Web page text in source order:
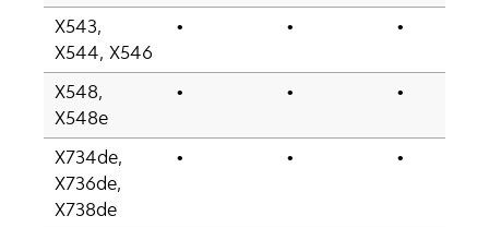
X543,
X544, X546
• • •
X548,
X548e
• • •
X734de,
X736de,
X738de
• • •